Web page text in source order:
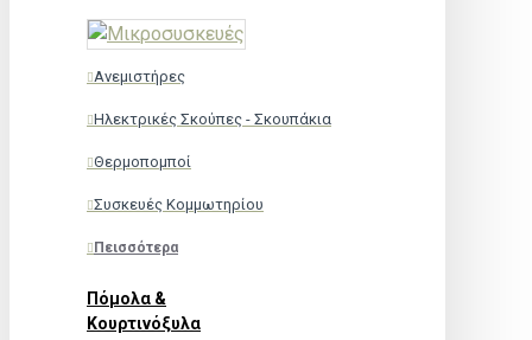
Ανεμιστήρες
Ηλεκτρικές Σκούπες - Σκουπάκια
Θερμοπομποί
Συσκευές Κομμωτηρίου
Πεισσότερα
Πόμολα &
Κουρτινόξυλα